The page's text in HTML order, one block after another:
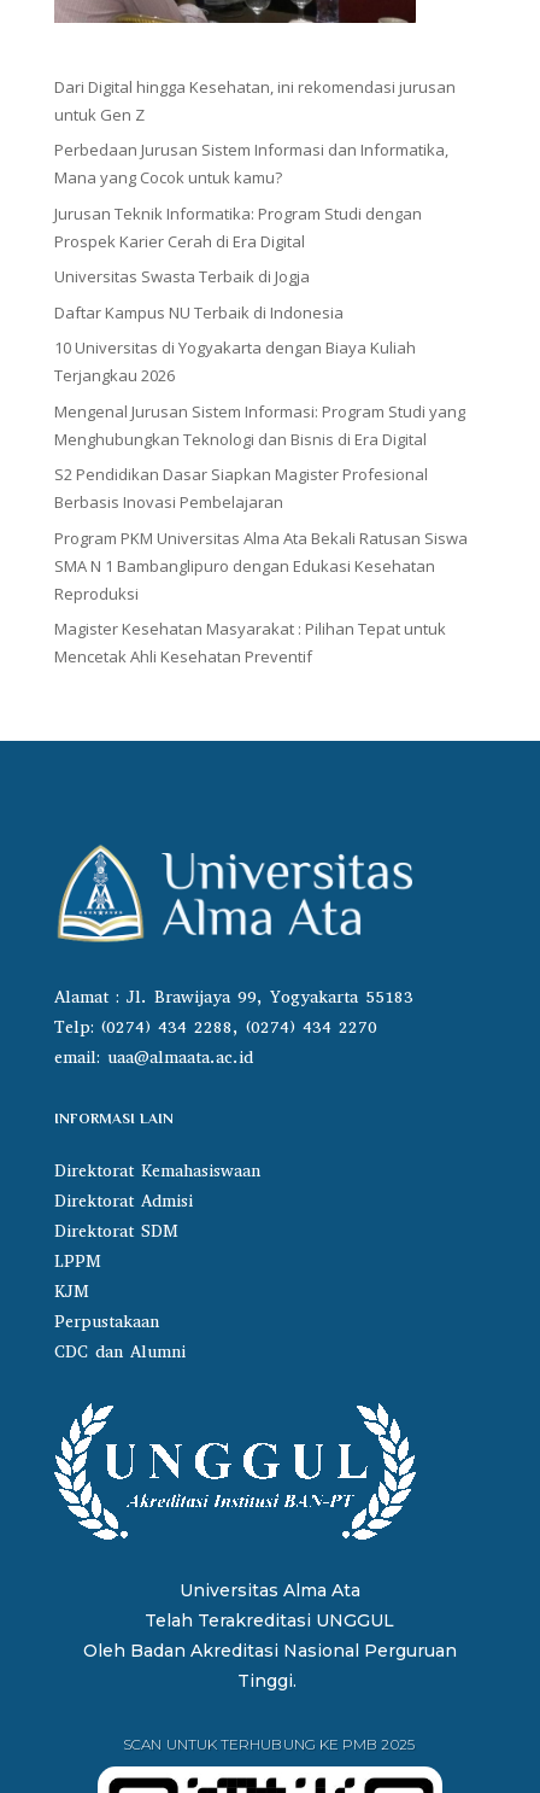
Dari Digital hingga Kesehatan, ini rekomendasi jurusan
untuk Gen Z
Perbedaan Jurusan Sistem Informasi dan Informatika,
Mana yang Cocok untuk kamu?
Jurusan Teknik Informatika: Program Studi dengan
Prospek Karier Cerah di Era Digital
Universitas Swasta Terbaik di Jogja
Daftar Kampus NU Terbaik di Indonesia
10 Universitas di Yogyakarta dengan Biaya Kuliah
Terjangkau 2026
Mengenal Jurusan Sistem Informasi: Program Studi yang
Menghubungkan Teknologi dan Bisnis di Era Digital
S2 Pendidikan Dasar Siapkan Magister Profesional
Berbasis Inovasi Pembelajaran
Program PKM Universitas Alma Ata Bekali Ratusan Siswa
SMA N 1 Bambanglipuro dengan Edukasi Kesehatan
Reproduksi
Magister Kesehatan Masyarakat : Pilihan Tepat untuk
Mencetak Ahli Kesehatan Preventif
Alamat : Jl. Brawijaya 99, Yogyakarta 55183
Telp: (0274) 434 2288, (0274) 434 2270
email: uaa@almaata.ac.id
INFORMASI LAIN
Direktorat Kemahasiswaan
Direktorat Admisi
Direktorat SDM
LPPM
KJM
Perpustakaan
CDC dan Alumni
Universitas Alma Ata
Telah Terakreditasi UNGGUL
Oleh Badan Akreditasi Nasional Perguruan
Tinggi.
SCAN UNTUK TERHUBUNG KE PMB 2025